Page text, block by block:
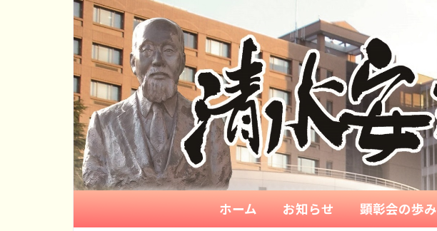
ホーム お知らせ 顕彰会の歩み